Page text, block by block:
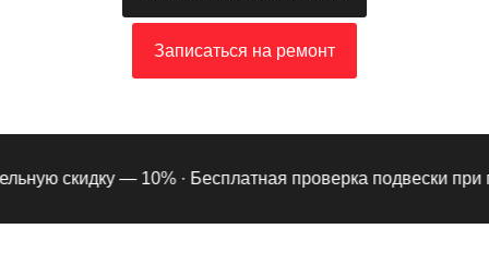
Записаться на ремонт
скидку — 10% ·Бесплатная проверка подвески при